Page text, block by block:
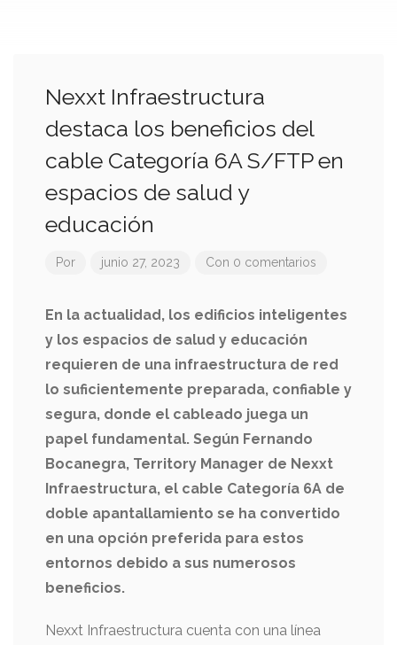
Nexxt Infraestructura
destaca los beneficios del
cable Categoría 6A S/FTP en
espacios de salud y
educación
Por junio 27, 2023 Con 0 comentarios
En la actualidad, los edificios inteligentes
y los espacios de salud y educación
requieren de una infraestructura de red
lo suficientemente preparada, confiable y
segura, donde el cableado juega un
papel fundamental. Según Fernando
Bocanegra, Territory Manager de Nexxt
Infraestructura, el cable Categoría 6A de
doble apantallamiento se ha convertido
en una opción preferida para estos
entornos debido a sus numerosos
beneficios.
Nexxt Infraestructura cuenta con una línea